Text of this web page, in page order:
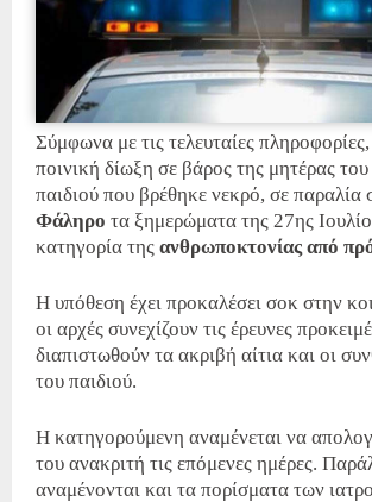
Σύμφωνα με τις τελευταίες
ποινική δίωξη σε βάρος της μητέρας
παιδιού που βρέθηκε νεκρό, σε παραλία
Φάληρο τα ξημερώματα της 27ης
κατηγορία της ανθρωποκτονίας από
Η υπόθεση έχει προκαλέσει σοκ στην
οι αρχές συνεχίζουν τις έρευνες
διαπιστωθούν τα ακριβή αίτια και οι
του παιδιού.
Η κατηγορούμενη αναμένεται να
του ανακριτή τις επόμενες ημέρες.
αναμένονται και τα πορίσματα των